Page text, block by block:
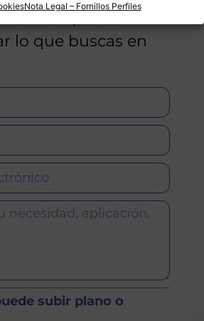
Nota Legal – Fornillos Perfiles
lo que buscas en
subir plano o